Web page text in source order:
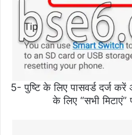
5- पुष्टि के लिए पासवर्ड दर्ज
के लिए “सभी